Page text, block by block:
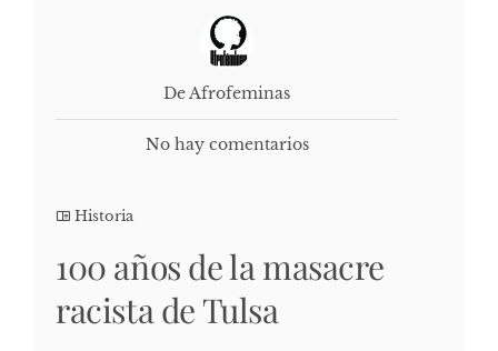
De Afrofeminas
No hay comentarios
Historia
100 años de la masacre
racista de Tulsa